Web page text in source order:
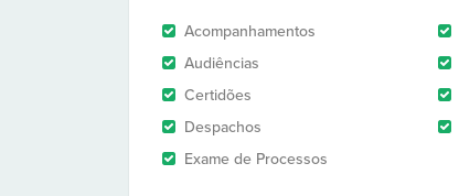
Acompanhamentos
Audiências
Certidões
Despachos
Exame de Processos